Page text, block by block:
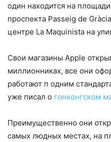
один находится на
проспекта Passeig de
центре La Maquinista на
Свои магазины Apple
миллионниках, все они
работают п одним
уже писал о гонконгском
Преимущественно они
самых людных местах, на